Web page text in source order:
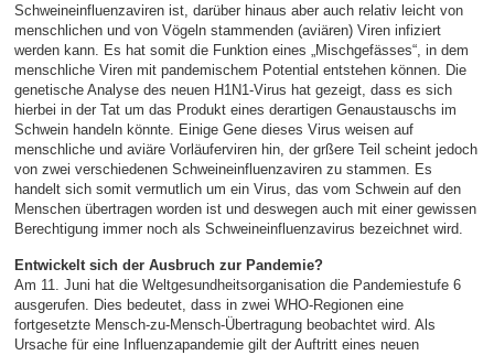
Schweineinfluenzaviren ist, darüber hinaus aber auch relativ leicht von
menschlichen und von Vögeln stammenden (aviären) Viren infiziert
werden kann. Es hat somit die Funktion eines „Mischgefässes“, in dem
menschliche Viren mit pandemischem Potential entstehen können. Die
genetische Analyse des neuen H1N1-Virus hat gezeigt, dass es sich
hierbei in der Tat um das Produkt eines derartigen Genaustauschs im
Schwein handeln könnte. Einige Gene dieses Virus weisen auf
menschliche und aviäre Vorläuferviren hin, der grßere Teil scheint jedoch
von zwei verschiedenen Schweineinfluenzaviren zu stammen. Es
handelt sich somit vermutlich um ein Virus, das vom Schwein auf den
Menschen übertragen worden ist und deswegen auch mit einer gewissen
Berechtigung immer noch als Schweineinfluenzavirus bezeichnet wird.
Entwickelt sich der Ausbruch zur Pandemie?
Am 11. Juni hat die Weltgesundheitsorganisation die Pandemiestufe 6
ausgerufen. Dies bedeutet, dass in zwei WHO-Regionen eine
fortgesetzte Mensch-zu-Mensch-Übertragung beobachtet wird. Als
Ursache für eine Influenzapandemie gilt der Auftritt eines neuen